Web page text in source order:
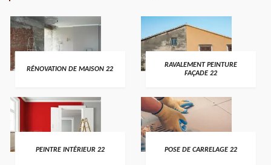
RÉNOVATION DE MAISON 22
RAVALEMENT PEINTURE
FAÇADE 22
PEINTRE INTÉRIEUR 22 POSE DE CARRELAGE 22